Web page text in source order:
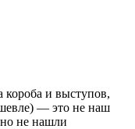
короба и выступов,
— это не наш
не нашли